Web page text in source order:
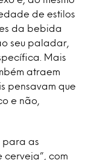
de estilos
da bebida
seu paladar,
Mais
atraem
pensavam que
e não,
para as
cerveja”, com